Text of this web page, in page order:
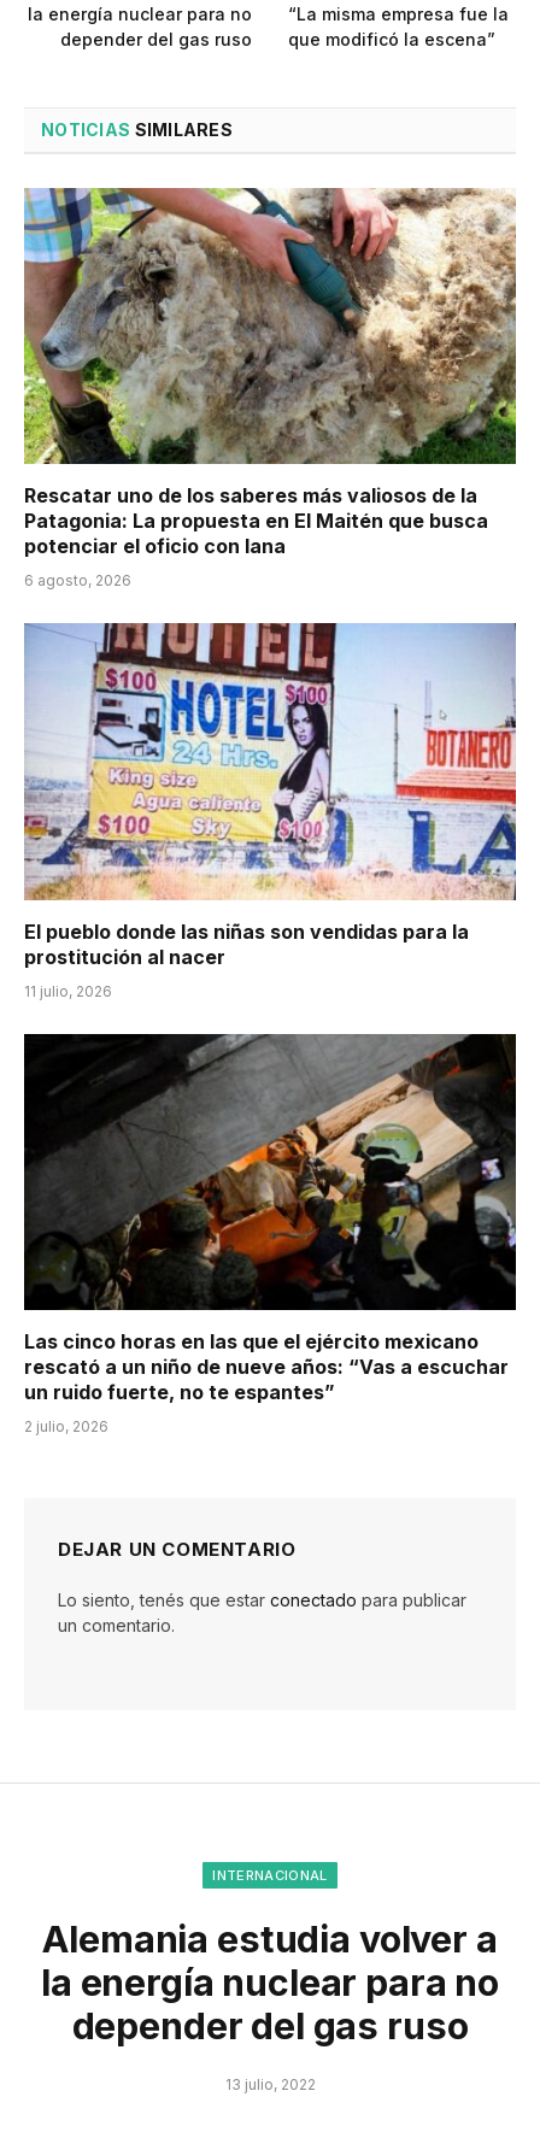
la energía nuclear para no
depender del gas ruso
“La misma empresa fue la
que modificó la escena”
NOTICIAS SIMILARES
Rescatar uno de los saberes más valiosos de la
Patagonia: La propuesta en El Maitén que busca
potenciar el oficio con lana
6 agosto, 2026
El pueblo donde las niñas son vendidas para la
prostitución al nacer
11 julio, 2026
Las cinco horas en las que el ejército mexicano
rescató a un niño de nueve años: “Vas a escuchar
un ruido fuerte, no te espantes”
2 julio, 2026
DEJAR UN COMENTARIO
Lo siento, tenés que estar conectado para publicar
un comentario.
INTERNACIONAL
Alemania estudia volver a
la energía nuclear para no
depender del gas ruso
13 julio, 2022